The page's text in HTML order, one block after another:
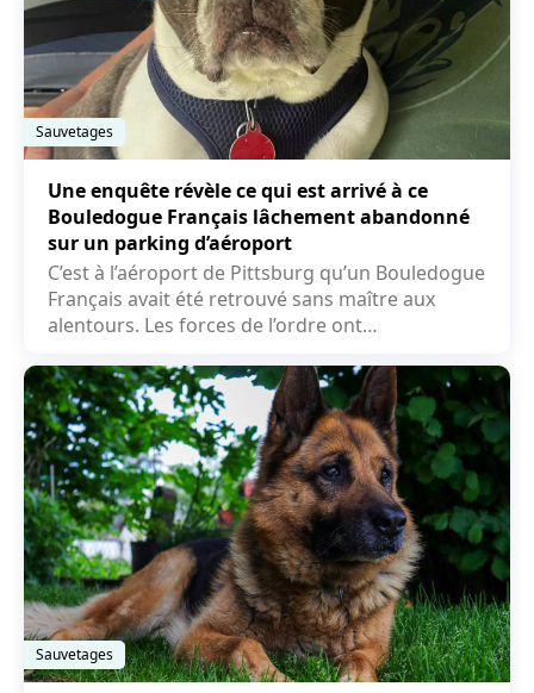
Sauvetages
Une enquête révèle ce qui est arrivé à ce
Bouledogue Français lâchement abandonné
sur un parking d’aéroport
C’est à l’aéroport de Pittsburg qu’un Bouledogue
Français avait été retrouvé sans maître aux
alentours. Les forces de l’ordre ont
Sauvetages